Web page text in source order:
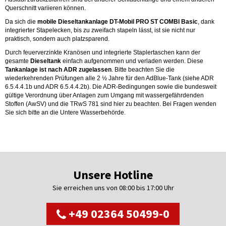
Querschnitt variieren können.
Da sich die mobile Dieseltankanlage DT-Mobil PRO ST COMBI Basic, dank
integrierter Stapelecken, bis zu zweifach stapeln lässt, ist sie nicht nur
praktisch, sondern auch platzsparend.
Durch feuerverzinkte Kranösen und integrierte Staplertaschen kann der
gesamte Dieseltank einfach aufgenommen und verladen werden. Diese
Tankanlage ist nach ADR zugelassen. Bitte beachten Sie die
wiederkehrenden Prüfungen alle 2 ½ Jahre für den AdBlue-Tank (siehe ADR
6.5.4.4.1b und ADR 6.5.4.4.2b). Die ADR-Bedingungen sowie die bundesweit
gültige Verordnung über Anlagen zum Umgang mit wassergefährdenden
Stoffen (AwSV) und die TRwS 781 sind hier zu beachten. Bei Fragen wenden
Sie sich bitte an die Untere Wasserbehörde.
Unsere Hotline
Sie erreichen uns von 08:00 bis 17:00 Uhr
+49 02364 50499-0